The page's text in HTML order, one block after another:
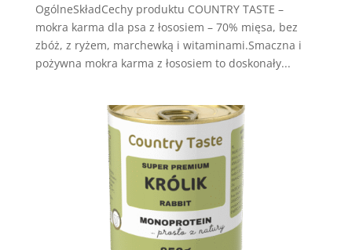
OgólneSkładCechy produktu COUNTRY TASTE –
mokra karma dla psa z łososiem – 70% mięsa, bez
zbóż, z ryżem, marchewką i witaminami.Smaczna i
pożywna mokra karma z łososiem to doskonały...